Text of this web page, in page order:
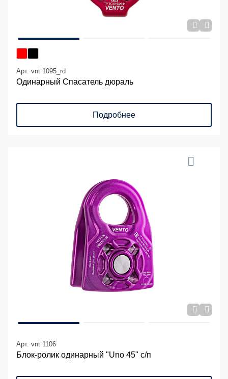
Арт. vnt 1095_rd
Одинарный Спасатель дюраль
Подробнее
Арт. vnt 1106
Блок-ролик одинарный "Uno 45" с/п